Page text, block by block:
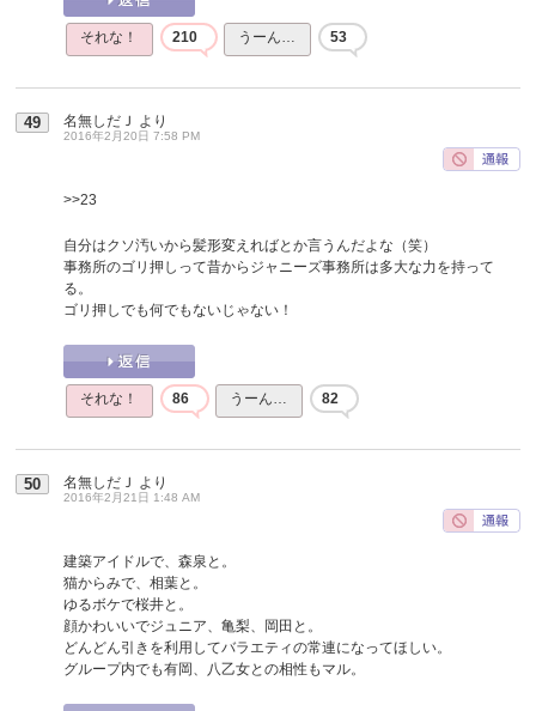
それな！ 210 うーん… 53
49 名無しだＪ より
2016年2月20日 7:58 PM
>>23
自分はクソ汚いから髪形変えればとか言うんだよな（笑）
事務所のゴリ押しって昔からジャニーズ事務所は多大な力を持って
る。
ゴリ押しでも何でもないじゃない！
それな！ 86 うーん… 82
50 名無しだＪ より
2016年2月21日 1:48 AM
建築アイドルで、森泉と。
猫からみで、相葉と。
ゆるボケで桜井と。
顔かわいいでジュニア、亀梨、岡田と。
どんどん引きを利用してバラエティの常連になってほしい。
グループ内でも有岡、八乙女との相性もマル。